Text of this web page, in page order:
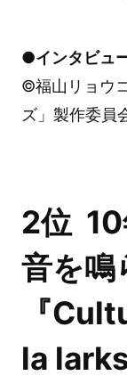
●インタビュ
©福山リョウ
ズ」製作委員
2位 10
音を鳴
『
la